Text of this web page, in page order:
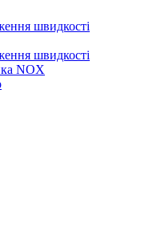
швидкості
швидкості
NOX